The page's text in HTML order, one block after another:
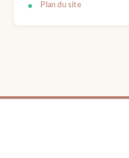
Plan du site